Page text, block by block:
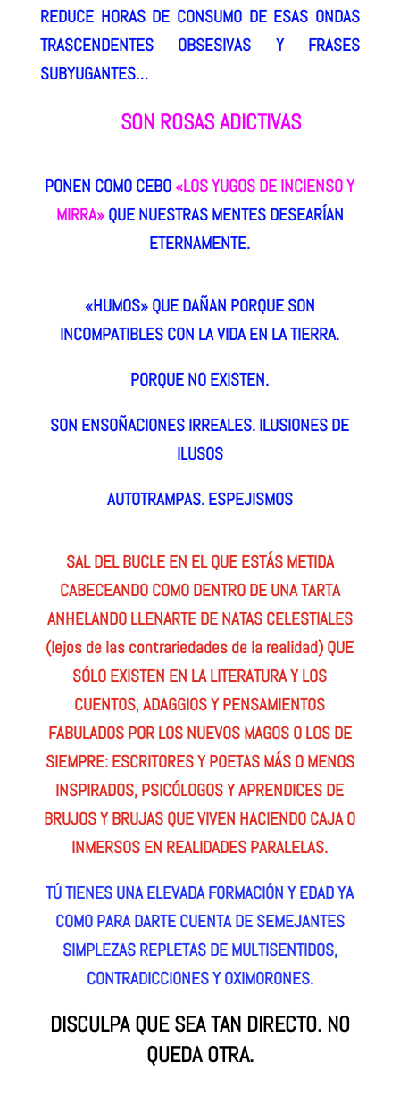
REDUCE HORAS DE CONSUMO DE ESAS ONDAS
TRASCENDENTES OBSESIVAS Y FRASES
SUBYUGANTES…
SON ROSAS ADICTIVAS
PONEN COMO CEBO«LOS YUGOS DE INCIENSO Y
MIRRA»QUE NUESTRAS MENTES DESEARÍAN
ETERNAMENTE.
«HUMOS» QUE DAÑAN PORQUE SON
INCOMPATIBLES CON LA VIDA EN LA TIERRA.
PORQUE NO EXISTEN.
SON ENSOÑACIONES IRREALES. ILUSIONES DE
ILUSOS
AUTOTRAMPAS. ESPEJISMOS
SAL DEL BUCLE EN EL QUE ESTÁS METIDA
CABECEANDO COMO DENTRO DE UNA TARTA
ANHELANDO LLENARTE DE NATAS CELESTIALES
(lejos de las contrariedades de la realidad) QUE
SÓLO EXISTEN EN LA LITERATURA Y LOS
CUENTOS, ADAGGIOS Y PENSAMIENTOS
FABULADOS POR LOS NUEVOS MAGOS O LOS DE
SIEMPRE: ESCRITORES Y POETAS MÁS O MENOS
INSPIRADOS, PSICÓLOGOS Y APRENDICES DE
BRUJOS Y BRUJAS QUE VIVEN HACIENDO CAJA O
INMERSOS EN REALIDADES PARALELAS.
TÚ TIENES UNA ELEVADA FORMACIÓN Y EDAD YA
COMO PARA DARTE CUENTA DE SEMEJANTES
SIMPLEZAS REPLETAS DE MULTISENTIDOS,
CONTRADICCIONES Y OXIMORONES.
DISCULPA QUE SEA TAN DIRECTO. NO
QUEDA OTRA.